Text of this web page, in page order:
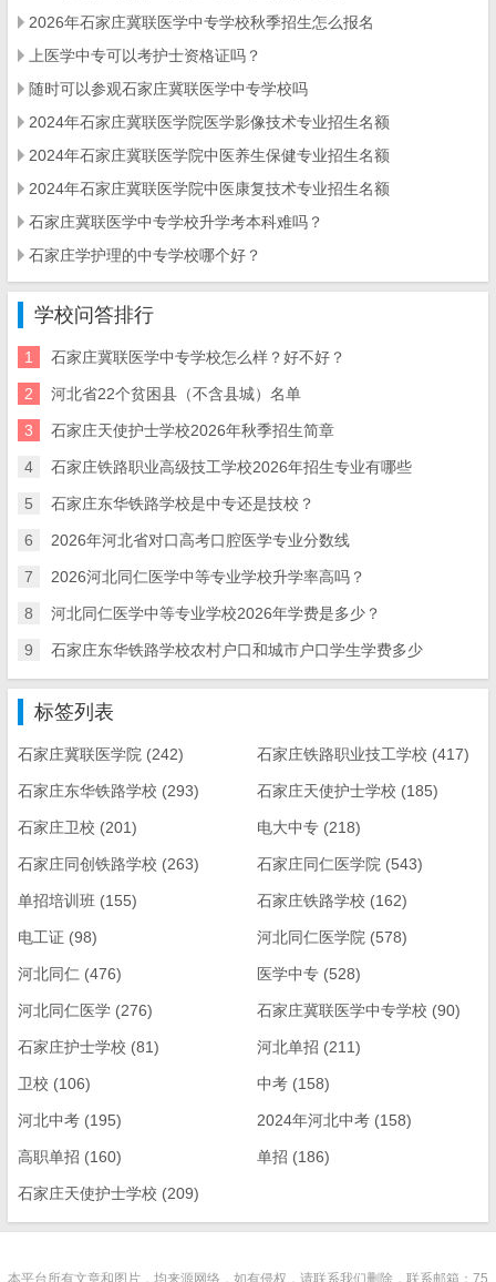
2026年石家庄冀联医学中专学校秋季招生怎么报名
上医学中专可以考护士资格证吗？
随时可以参观石家庄冀联医学中专学校吗
2024年石家庄冀联医学院医学影像技术专业招生名额
2024年石家庄冀联医学院中医养生保健专业招生名额
2024年石家庄冀联医学院中医康复技术专业招生名额
石家庄冀联医学中专学校升学考本科难吗？
石家庄学护理的中专学校哪个好？
学校问答排行
1 石家庄冀联医学中专学校怎么样？好不好？
2 河北省22个贫困县（不含县城）名单
3 石家庄天使护士学校2026年秋季招生简章
4 石家庄铁路职业高级技工学校2026年招生专业有哪些
5 石家庄东华铁路学校是中专还是技校？
6 2026年河北省对口高考口腔医学专业分数线
7 2026河北同仁医学中等专业学校升学率高吗？
8 河北同仁医学中等专业学校2026年学费是多少？
9 石家庄东华铁路学校农村户口和城市户口学生学费多少
标签列表
石家庄冀联医学院 (242) 石家庄铁路职业技工学校 (417)
石家庄东华铁路学校 (293) 石家庄天使护士学校 (185)
石家庄卫校 (201) 电大中专 (218)
石家庄同创铁路学校 (263) 石家庄同仁医学院 (543)
单招培训班 (155) 石家庄铁路学校 (162)
电工证 (98) 河北同仁医学院 (578)
河北同仁 (476) 医学中专 (528)
河北同仁医学 (276) 石家庄冀联医学中专学校 (90)
石家庄护士学校 (81) 河北单招 (211)
卫校 (106) 中考 (158)
河北中考 (195) 2024年河北中考 (158)
高职单招 (160) 单招 (186)
石家庄天使护士学校 (209)
本平台所有文章和图片，均来源网络，如有侵权，请联系我们删除，联系邮箱：75